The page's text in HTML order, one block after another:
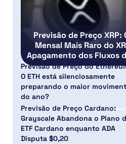
Previsão de Preço XRP:
Mensal Mais Raro do
Apagamento dos Fluxos
Previsão de Preço do
O ETH está silenciosamente
preparando o maior
do ano?
Previsão de Preço Cardano:
Grayscale Abandona o Plano
ETF Cardano enquanto ADA
Disputa $0,20